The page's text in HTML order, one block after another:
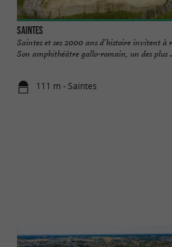
Saintes
Saintes et ses 2000 ans d’histoire invitent à
Son amphithéâtre gallo-romain, un des plus
111 m - Saintes